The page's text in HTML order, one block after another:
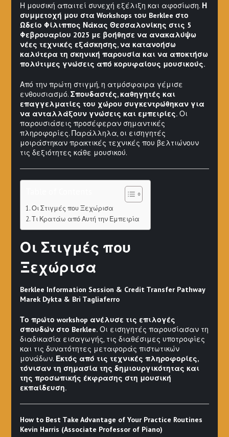
Η μουσική απαιτεί συνεχή εξέλιξη και αφοσίωση. Η
συμμετοχή μου στα Workshops του Berklee στο
Ωδείο Φίλιππος Νάκας Θεσσαλονίκης στις 5
Φεβρουαρίου 2025 με βοήθησε να ανακαλύψω
νέες τεχνικές εξάσκησης, να κατανοήσω
καλύτερα τη σκηνική παρουσία και να αποκτήσω
πολύτιμες γνώσεις από κορυφαίους μουσικούς.
Από την πρώτη στιγμή, η ατμόσφαιρα γέμισε
ενθουσιασμό. Σπουδαστές, καθηγητές και
επαγγελματίες του χώρου συγκεντρώθηκαν για
να ανταλλάξουν γνώσεις και εμπειρίες.Οι
παρουσιάσεις προσέφεραν σημαντικές
πληροφορίες. Παράλληλα, οι εισηγητές
μοιράστηκαν πρακτικές τεχνικές που βελτιώνουν
τις δεξιότητες κάθε μουσικού.
Οι Στιγμές που Ξεχώρισα
Τι Κρατάω από Αυτή την Εμπειρία
Οι Στιγμές που
Ξεχώρισα
Berklee Information Session & Credit Transfer Pathway
Marek Dykta & Bri Tagliaferro
Το πρώτο workshop ανέλυσε τις επιλογές
σπουδών στο Berklee.Οι εισηγητές παρουσίασαν τη
διαδικασία εισαγωγής, τις διαθέσιμες υποτροφίες
και τις δυνατότητες μεταφοράς πιστωτικών
μονάδων. Εκτός από τις τεχνικές πληροφορίες,
τόνισαν τη σημασία της δημιουργικότητας και
της προσωπικής έκφρασης στη μουσική
εκπαίδευση.
How to Best Take Advantage of Your Practice Routines
Kevin Harris (Associate Professor of Piano)